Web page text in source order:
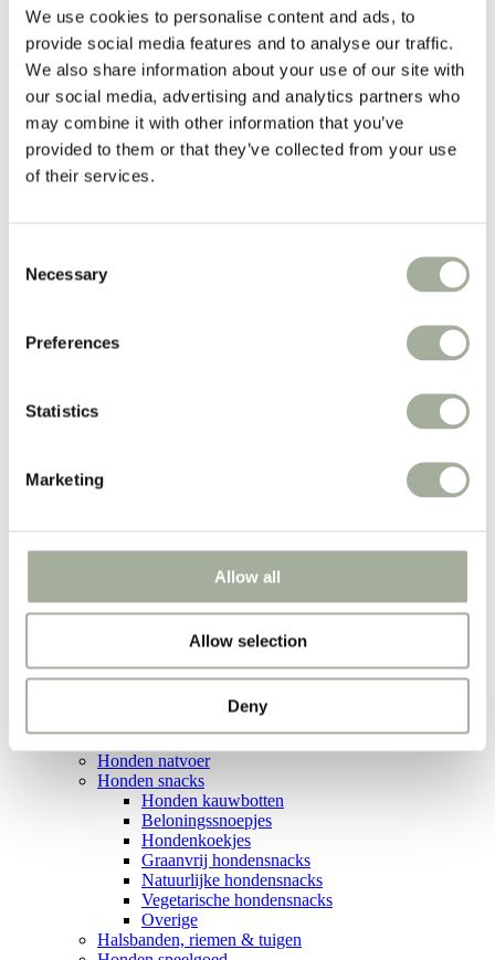
We use cookies to personalise content and ads, to
provide social media features and to analyse our traffic.
We also share information about your use of our site with
our social media, advertising and analytics partners who
may combine it with other information that you’ve
provided to them or that they’ve collected from your use
of their services.
Selection
Necessary
Preferences
Statistics
Marketing
Allow all
Allow selection
Deny
Apotheek
Populaire merken:
Advantage
Advantix®
PUUR
Ropa
prijsverlagingen!
Merken
Veggie Jawn Bone – 3 Stuks
Producten
Veggie Jawn Bone - 3 Stuks
Categorieën
Honden droogvoer
Honden natvoer
Honden snacks
Honden kauwbotten
Beloningssnoepjes
Hondenkoekjes
Graanvrij hondensnacks
Natuurlijke hondensnacks
Vegetarische hondensnacks
Overige
Halsbanden, riemen & tuigen